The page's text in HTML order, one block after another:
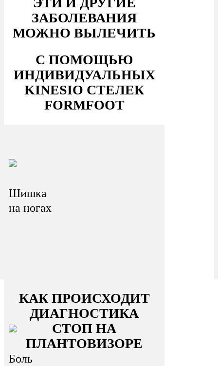
ЗАБОЛЕВАНИЯ
МОЖНО ВЫЛЕЧИТЬ
С ПОМОЩЬЮ
ИНДИВИДУАЛЬНЫХ
KINESIO СТЕЛЕК
FORMFOOT
Шишка
на ногах
Боль
КАК ПРОИСХОДИТ
ДИАГНОСТИКА
СТОП НА
ПЛАНТОВИЗОРЕ